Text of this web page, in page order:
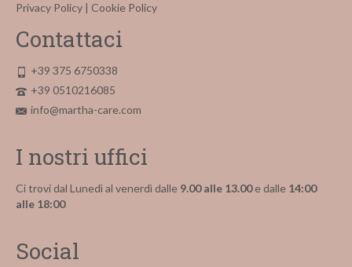
Privacy Policy | Cookie Policy
Contattaci
+39 375 6750338
+39 0510216085
info@martha-care.com
I nostri uffici
Ci trovi dal Lunedì al venerdì dalle 9.00 alle 13.00e dalle 14:00
alle 18:00
Social